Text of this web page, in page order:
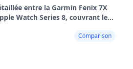
entre la Garmin Fenix 7X
Watch Series 8, couvrant le
Comparison